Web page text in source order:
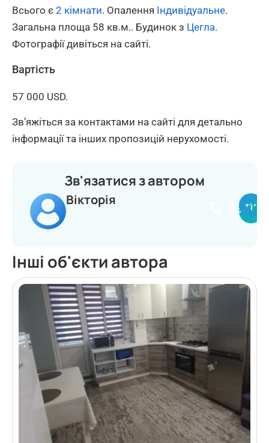
Всього є 2 кімнати. Опалення Індивідуальне.
Загальна площа 58 кв.м.. Будинок з Цегла.
Фотографії дивіться на сайті.
Вартість
57 000 USD.
Зв’яжіться за контактами на сайті для детально
інформації та інших пропозицій нерухомості.
Зв'язатися з автором
Вікторія
Інші об'єкти автора